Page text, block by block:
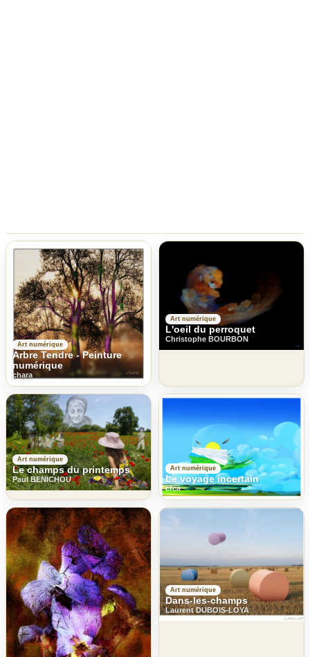
Art numérique
Arbre Tendre - Peinture
numérique
chara
Art numérique
L'oeil du perroquet
Christophe BOURBON
Art numérique
Le champs du printemps
Paul BENICHOU
Art numérique
Le voyage incertain
cfca
Art numérique
Dans-les-champs
Laurent DUBOIS-LOYA